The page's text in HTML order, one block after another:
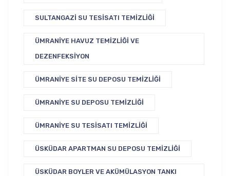
SULTANGAZI SU TESISATI TEMIZLIĞI
ÜMRANIYE HAVUZ TEMIZLIĞI VE
DEZENFEKSIYON
ÜMRANIYE SITE SU DEPOSU TEMIZLIĞI
ÜMRANIYE SU DEPOSU TEMIZLIĞI
ÜMRANIYE SU TESISATI TEMIZLIĞI
ÜSKÜDAR APARTMAN SU DEPOSU TEMIZLIĞI
ÜSKÜDAR BOYLER VE AKÜMÜLASYON TANKI